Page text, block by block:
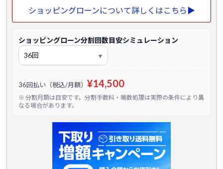
ショッピングローンについて詳しくはこちら▶
ショッピングローン分割回数目安シミュレーション
36回払い（税込/月額） ¥14,500
※ 分割月額は目安です。分割手数料・端数処理は実際の条件により異
なる場合があります。